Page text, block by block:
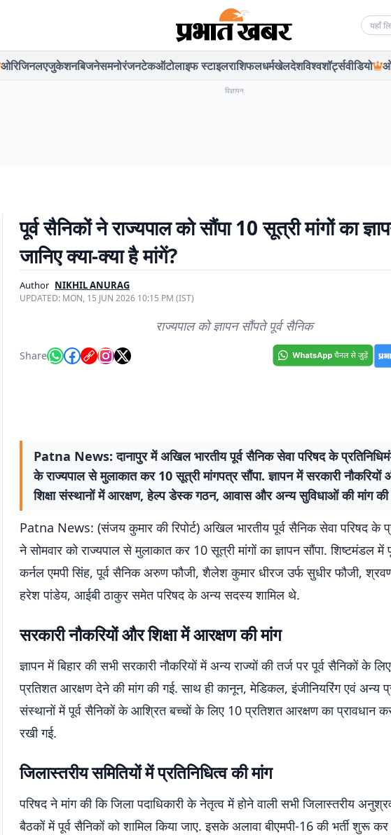
ओरिजिनलएजुकेशनबिजनेसमनोरंजनटेकऑटोलाइफ स्टाइलराशिफलधर्मखेलदेशविश्वशॉर्ट्सवीडियो
विज्ञापन
पूर्व सैनिकों ने राज्यपाल को सौंपा 10 सूत्री मांगों का
जानिए क्या-क्या है मांगें?
Author NIKHIL ANURAG
UPDATED: MON, 15 JUN 2026 10:15 PM (IST)
राज्यपाल को ज्ञापन सौंपते पूर्व सैनिक
Share
Patna News: दानापुर में अखिल भारतीय पूर्व सैनिक सेवा परिषद के
के राज्यपाल से मुलाकात कर 10 सूत्री मांगपत्र सौंपा. ज्ञापन में सरकारी
शिक्षा संस्थानों में आरक्षण, हेल्प डेस्क गठन, आवास और अन्य सुविधाओं की मांग की
Patna News: (संजय कुमार की रिपोर्ट) अखिल भारतीय पूर्व सैनिक सेवा परिषद के
ने सोमवार को राज्यपाल से मुलाकात कर 10 सूत्री मांगों का ज्ञापन सौंपा. शिष्टमंडल में
कर्नल एमपी सिंह, पूर्व सैनिक अरुण फौजी, शैलेश कुमार धीरज उर्फ सुधीर फौजी,
हरेश पांडेय, आईबी ठाकुर समेत परिषद के अन्य सदस्य शामिल थे.
सरकारी नौकरियों और शिक्षा में आरक्षण की मांग
ज्ञापन में बिहार की सभी सरकारी नौकरियों में अन्य राज्यों की तर्ज पर पूर्व सैनिकों के
प्रतिशत आरक्षण देने की मांग की गई. साथ ही कानून, मेडिकल, इंजीनियरिंग एवं अन्य
संस्थानों में पूर्व सैनिकों के आश्रित बच्चों के लिए 10 प्रतिशत आरक्षण का प्रावधान
रखी गई.
जिलास्तरीय समितियों में प्रतिनिधित्व की मांग
परिषद ने मांग की कि जिला पदाधिकारी के नेतृत्व में होने वाली सभी जिलास्तरीय
बैठकों में पूर्व सैनिकों को शामिल किया जाए. इसके अलावा बीएमपी-16 की भर्ती शुरू